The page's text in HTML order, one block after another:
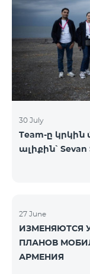
30 July
Team-ը
ալիքին՝
27 June
ИЗМЕНЯЮТСЯ
ПЛАНОВ
АРМЕНИЯ